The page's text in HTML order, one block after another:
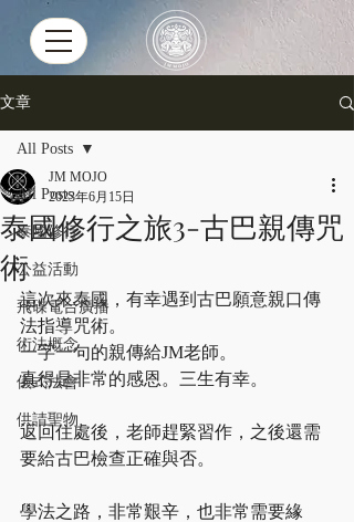
文章
All Posts
泰國修行
公益活動
飛碟電台廣播
術法概念
儀式法會
供請聖物
All Posts
泰國修行之旅3-古巴親傳咒
術
JM MOJO
2023年6月15日
這次來泰國，有幸遇到古巴願意親口傳
法指導咒術。
一字一句的親傳給JM老師。
真得是非常的感恩。三生有幸。
返回住處後，老師趕緊習作，之後還需
要給古巴檢查正確與否。
學法之路，非常艱辛，也非常需要緣